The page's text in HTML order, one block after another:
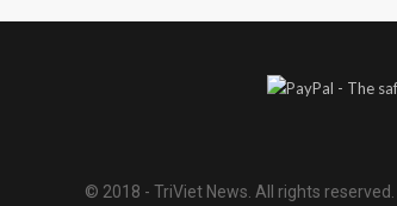
© 2018 - TriViet News. All rights reserved.